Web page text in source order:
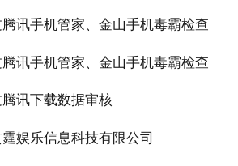
讯手机管家、金山手机毒霸检查
讯手机管家、金山手机毒霸检查
讯下载数据审核
娱乐信息科技有限公司